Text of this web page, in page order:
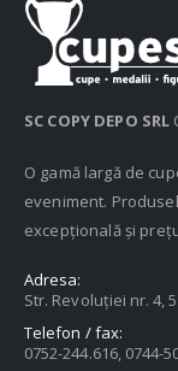
SC COPY DEPO SRL
O gamă largă de
eveniment.
excepțională și
Adresa:
Str. Revoluției nr. 4,
Telefon / fax:
0752-244.616, 0744-